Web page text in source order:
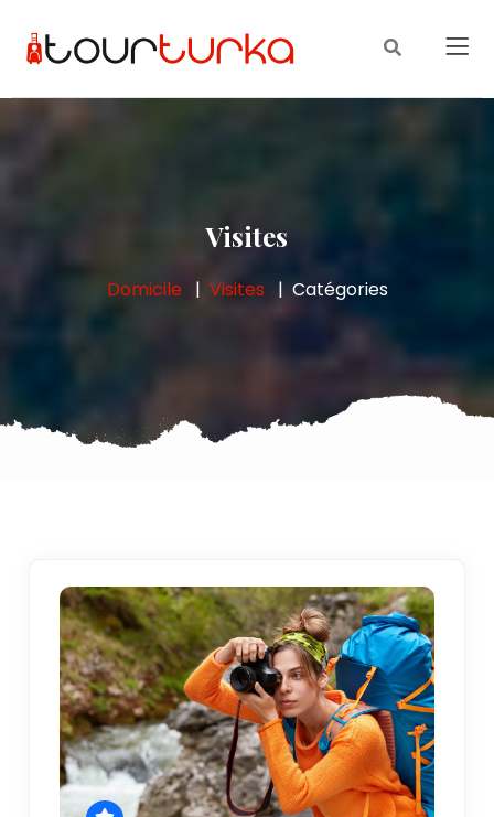
Visites
Domicile Visites Catégories